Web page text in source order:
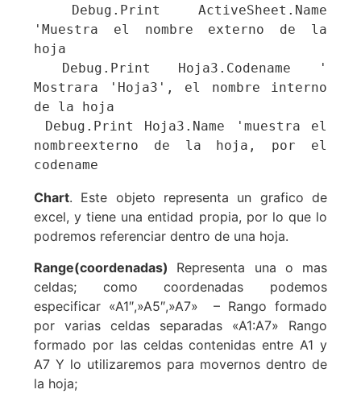
'Muestra el nombre externo de la
hoja
Mostrara 'Hoja3', el nombre interno
de la hoja
nombreexterno de la hoja, por el
codename
Chart. Este objeto representa un grafico de
excel, y tiene una entidad propia, por lo que lo
podremos referenciar dentro de una hoja.
Range(coordenadas) Representa una o mas
celdas; como coordenadas podemos
especificar «A1″,»A5″,»A7» – Rango formado
por varias celdas separadas «A1:A7» Rango
formado por las celdas contenidas entre A1 y
A7 Y lo utilizaremos para movernos dentro de
la hoja;